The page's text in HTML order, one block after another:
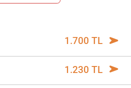
1.700 TL
1.230 TL